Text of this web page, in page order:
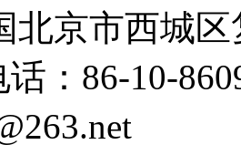
北京市西城
话：86-10-